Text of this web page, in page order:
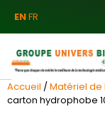
ENFR
Accueil /Matériel
carton hydrophobe